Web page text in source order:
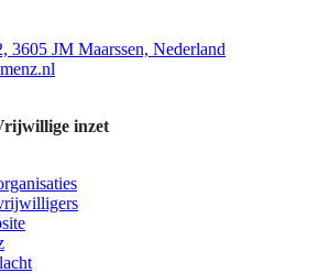
3605 JM Maarssen, Nederland
inzet